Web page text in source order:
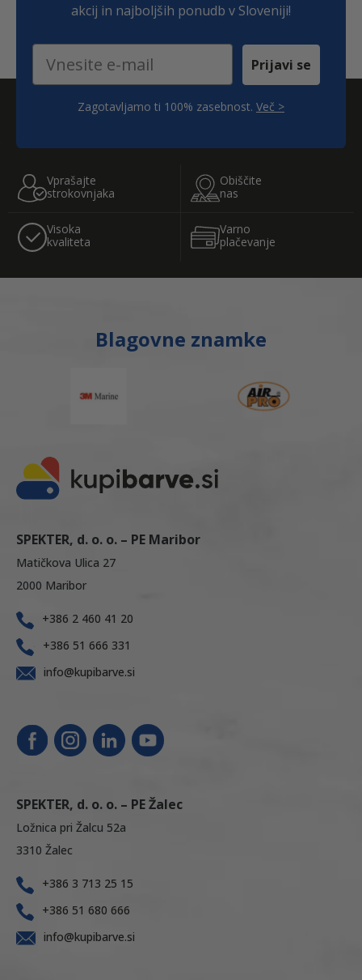
akcij in najboljših ponudb v Sloveniji!
Email Prijavi se
Zagotavljamo ti 100% zasebnost. Več >
Vprašajte
strokovnjaka
Obiščite
nas
Visoka
kvaliteta
Varno
plačevanje
Blagovne znamke
SPEKTER, d. o. o. – PE Maribor
Matičkova Ulica 27
2000 Maribor
+386 2 460 41 20
+386 51 666 331
info@kupibarve.si
SPEKTER, d. o. o. – PE Žalec
Ložnica pri Žalcu 52a
3310 Žalec
+386 3 713 25 15
+386 51 680 666
info@kupibarve.si